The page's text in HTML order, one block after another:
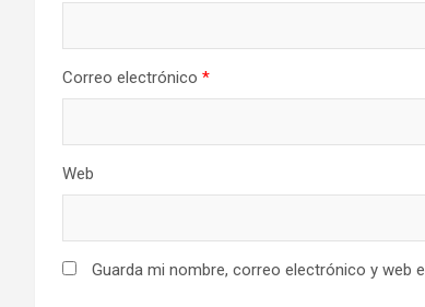
Correo electrónico *
Web
Guarda mi nombre, correo electrónico y web